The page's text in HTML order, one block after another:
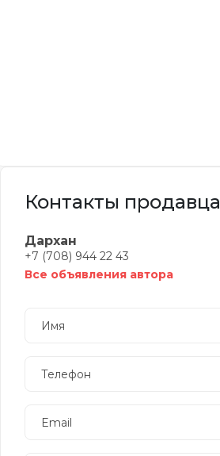
Контакты продавца
Дархан
+7 (708) 944 22 43
Все объявления автора